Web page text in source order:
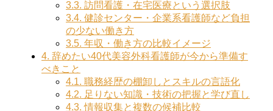
3.3. 訪問看護・在宅医療という選択肢
3.4. 健診センター・企業系看護師など負担
の少ない働き方
3.5. 年収・働き方の比較イメージ
4. 辞めたい40代美容外科看護師が今から準備す
べきこと
4.1. 職務経歴の棚卸しとスキルの言語化
4.2. 足りない知識・技術の把握と学び直し
4.3. 情報収集と複数の候補比較